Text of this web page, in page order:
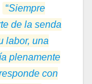
“Siempre
de la senda
labor, una
plenamente
con